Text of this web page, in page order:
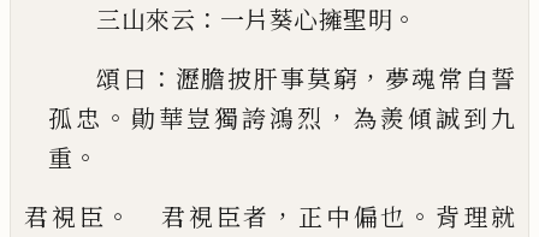
三山來云 ： 一片葵心擁聖明 。
頌曰 ： 瀝膽披肝事莫窮 ， 夢魂常自誓
孤忠 。 勛華豈獨誇鴻烈 ， 為羨傾誠到九
重 。
君視臣 。 君視臣者 ， 正中偏也 。 背理就